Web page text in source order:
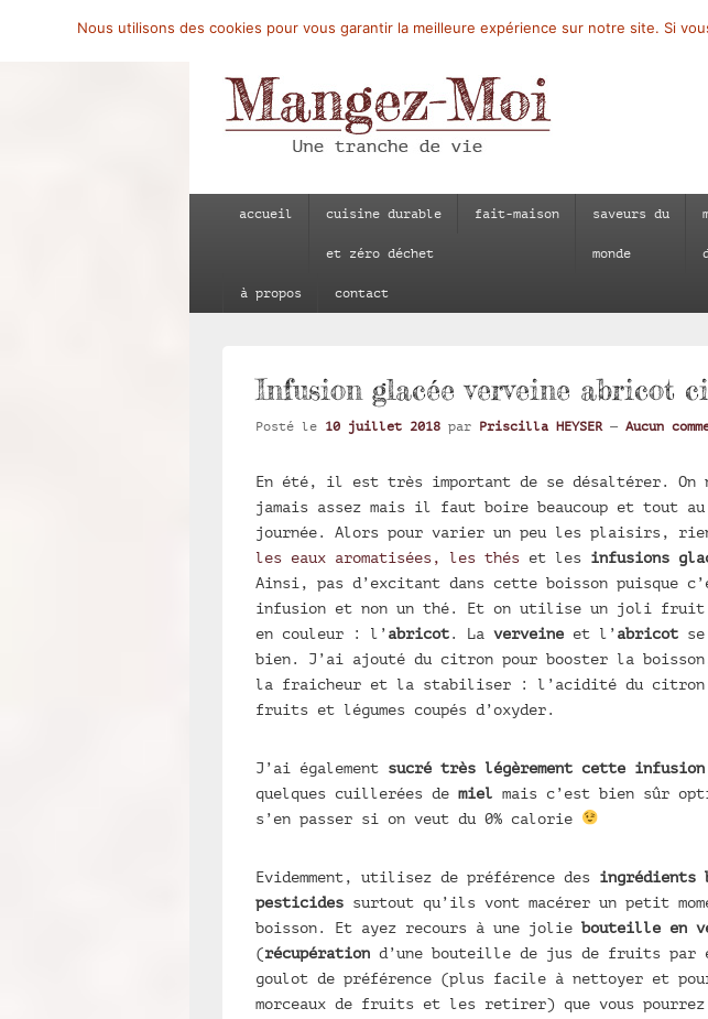
Mangez-Moi.fr
accueil cuisine durable
et zéro déchet
fait-maison saveurs du
monde
à propos contact
Infusion glacée verveine abricot
Posté le 10 juillet 2018 par Priscilla HEYSER — Aucun
En été, il est très important de se désaltérer. On
jamais assez mais il faut boire beaucoup et tout
journée. Alors pour varier un peu les plaisirs, rien
les eaux aromatisées, les thés et les infusions
Ainsi, pas d’excitant dans cette boisson puisque
infusion et non un thé. Et on utilise un joli fruit
en couleur : l’abricot. La verveine et l’abricot
bien. J’ai ajouté du citron pour booster la
la fraicheur et la stabiliser : l’acidité du citron
fruits et légumes coupés d’oxyder.
J’ai également sucré très légèrement cette infusion
quelques cuillerées de miel mais c’est bien sûr
s’en passer si on veut du 0% calorie
Evidemment, utilisez de préférence des ingrédients
pesticides surtout qu’ils vont macérer un petit
boisson. Et ayez recours à une jolie bouteille en
(récupération d’une bouteille de jus de fruits par
goulot de préférence (plus facile à nettoyer et
morceaux de fruits et les retirer) que vous
Nous utilisons des cookies pour vous garantir la meilleure expérience sur notre site. Si